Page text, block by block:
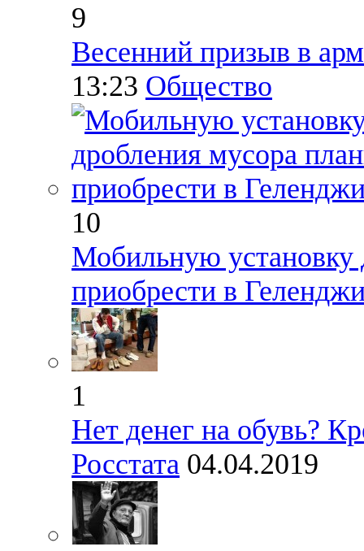
9
Весенний призыв в
13:23 Общество
10
Мобильную установку
приобрести в
1
Нет денег на обувь?
Росстата 04.04.2019